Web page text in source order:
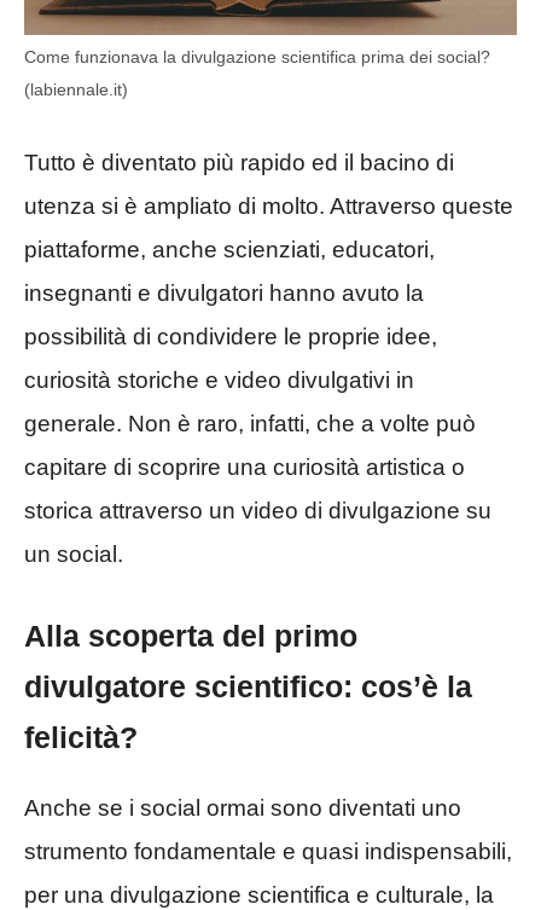
Come funzionava la divulgazione scientifica prima dei social?
(labiennale.it)
Tutto è diventato più rapido ed il bacino di
utenza si è ampliato di molto. Attraverso queste
piattaforme, anche scienziati, educatori,
insegnanti e divulgatori hanno avuto la
possibilità di condividere le proprie idee,
curiosità storiche e video divulgativi in
generale. Non è raro, infatti, che a volte può
capitare di scoprire una curiosità artistica o
storica attraverso un video di divulgazione su
un social.
Alla scoperta del primo
divulgatore scientifico: cos’è la
felicità?
Anche se i social ormai sono diventati uno
strumento fondamentale e quasi indispensabili,
per una divulgazione scientifica e culturale, la